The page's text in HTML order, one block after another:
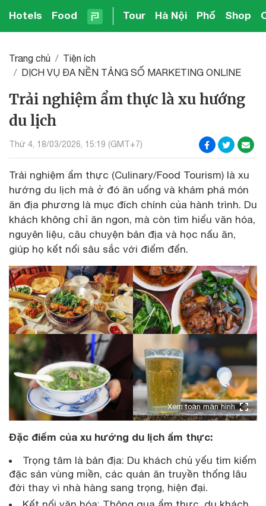
Hotels Food Tour Hà Nội Phố Shop
Trang chủ
Tiện ích
DỊCH VỤ ĐA NỀN TẢNG SỐ MARKETING ONLINE
Trải nghiệm ẩm thực là xu hướng
du lịch
Thứ 4, 18/03/2026, 15:19 (GMT+7)
Trải nghiệm ẩm thực (Culinary/Food Tourism) là xu
hướng du lịch mà ở đó ăn uống và khám phá món
ăn địa phương là mục đích chính của hành trình. Du
khách không chỉ ăn ngon, mà còn tìm hiểu văn hóa,
nguyên liệu, câu chuyện bản địa và học nấu ăn,
giúp họ kết nối sâu sắc với điểm đến.
Xem toàn màn hình
Đặc điểm của xu hướng du lịch ẩm thực:
Trọng tâm là bản địa: Du khách chủ yếu tìm kiếm
đặc sản vùng miền, các quán ăn truyền thống lâu
đời thay vì nhà hàng sang trọng, hiện đại.